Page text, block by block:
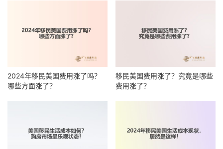
2024年移民美国费用涨了吗？
哪些方面涨了？
移民美国费用涨了？究竟是哪些
费用涨了？